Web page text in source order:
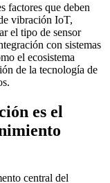
factores que deben
vibración IoT,
el tipo de sensor
con sistemas
el ecosistema
de la tecnología de
es el
central del